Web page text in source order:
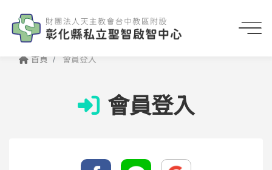
首頁 會員登入
會員登入